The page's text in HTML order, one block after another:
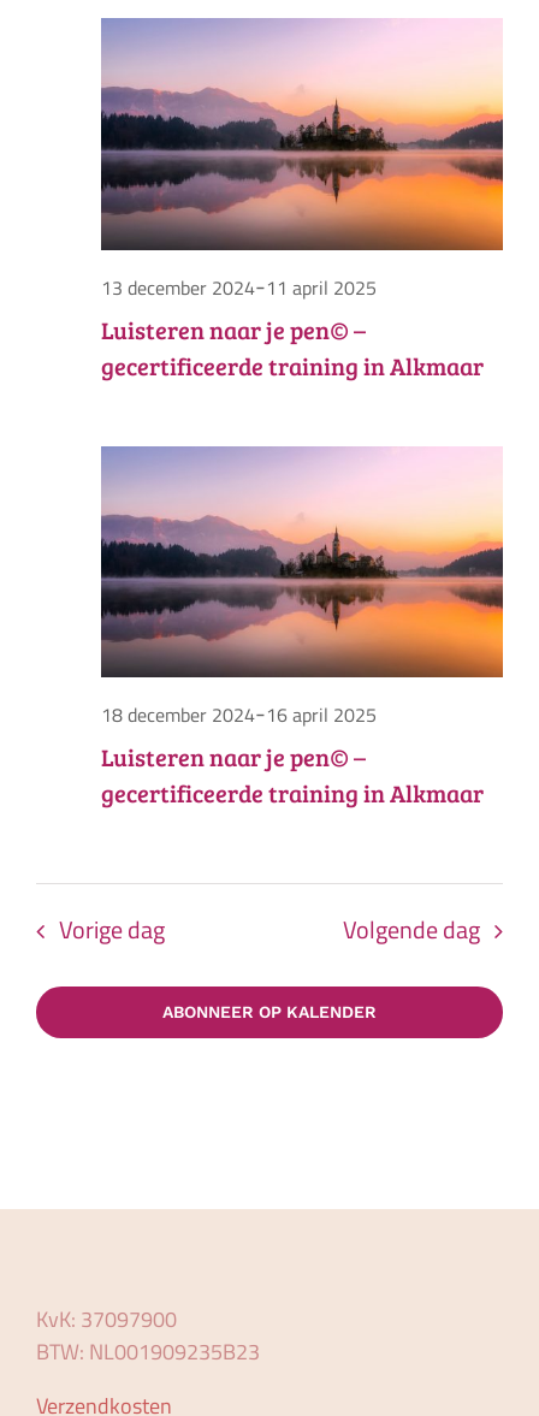
maart
2025
en
datum.
Luisteren naar je pen© –
gecertificeerde training in Alkmaar
13 december 2024-11 april 2025
Luisteren naar je pen© –
gecertificeerde training in Alkmaar
18 december 2024-16 april 2025
Vorige dag Volgende dag
ABONNEER OP KALENDER
KvK: 37097900
BTW: NL001909235B23
Verzendkosten